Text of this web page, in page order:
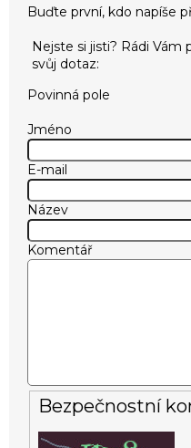
Buďte první, kdo napíše
Povinná pole
Jméno
E-mail
Název
Komentář
Bezpečnostní